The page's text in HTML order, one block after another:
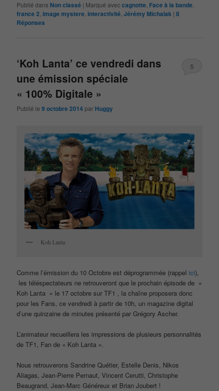
Publié dans Non classé | Marqué aveccagnotte, Face à la bande,
france 2, image mystere, interactivité,Jérémy Michalak |8
Réponses
‘Koh Lanta’ ce vendredi dans
une émission spéciale
« 100% Digitale »
Publié le9 octobre 2014 par Huggy
5
Koh Lanta
Comme l’émission du 10 Octobre est déprogrammée (rappel ici),
les téléspectateurs ne retrouveront que le prochain épisode de »
Koh Lanta » le 17 octobre sur TF1 , la chaîne proposera donc
pour les Fans, ce vendredi à partir de 10h, un magazine digital
d’une quinzaine de minutes présenté par Grégory Ascher.
L’animateur recueillera les impressions de plusieurs personnalités
de TF1, Fan de « Koh Lanta ».
Nous retrouverons Sandrine Quétier, Estelle Denis, Nikos
Aliagas, Jean-Pierre Pernaut, Vincent Cerutti, Christophe
Beaugrand, Jean-Marc Généreux et Brian Joubert !